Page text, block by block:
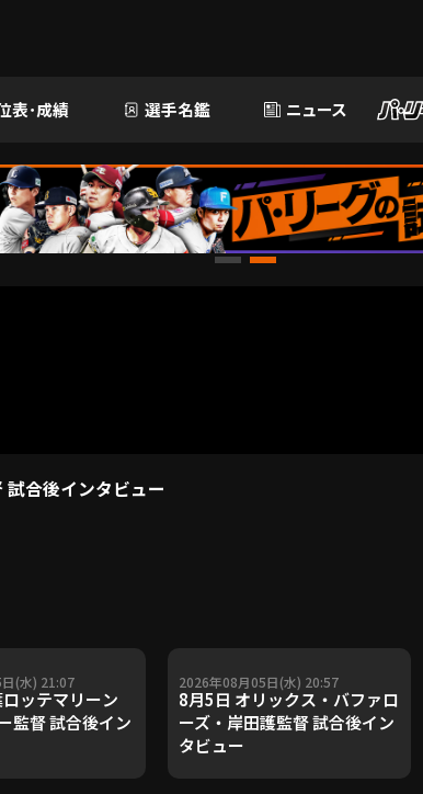
表･成績 選手名鑑 ニュース
合後インタビュー
(水) 21:07
ッテマリーン
監督 試合後イン
2026年08月05日(水) 20:57
8月5日 オリックス・バファロ
ーズ・岸田護監督 試合後イン
タビュー